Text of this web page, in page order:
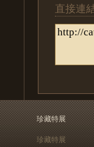
直接連
珍藏特展
珍藏特展